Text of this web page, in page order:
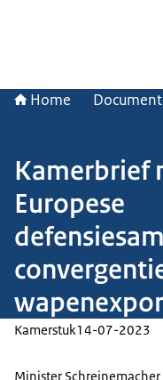
Home
Kamerbrief
Europese
Kamerstuk14-07-2023
Minister